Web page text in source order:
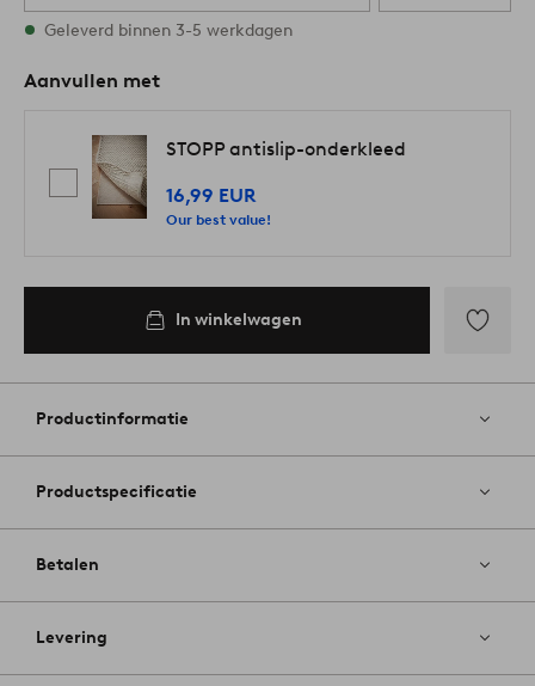
Op voorraad
Geleverd binnen 3-5 werkdagen
Aanvullen met
STOPP antislip-onderkleed
16,99 EUR
Our best value!
In winkelwagen
aan
Productinformatie
Productspecificatie
Betalen
Levering